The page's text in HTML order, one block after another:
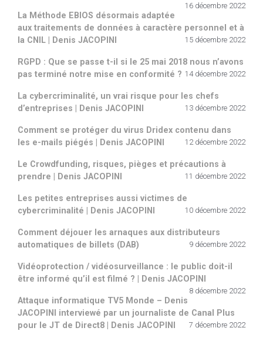
16 décembre 2022
La Méthode EBIOS désormais adaptée
aux traitements de données à caractère personnel et à
la CNIL | Denis JACOPINI
15 décembre 2022
RGPD : Que se passe t-il si le 25 mai 2018 nous n’avons
pas terminé notre mise en conformité ? 14 décembre 2022
La cybercriminalité, un vrai risque pour les chefs
d’entreprises | Denis JACOPINI
13 décembre 2022
Comment se protéger du virus Dridex contenu dans
les e-mails piégés | Denis JACOPINI
12 décembre 2022
Le Crowdfunding, risques, pièges et précautions à
prendre | Denis JACOPINI
11 décembre 2022
Les petites entreprises aussi victimes de
cybercriminalité | Denis JACOPINI
10 décembre 2022
Comment déjouer les arnaques aux distributeurs
automatiques de billets (DAB)
9 décembre 2022
Vidéoprotection / vidéosurveillance : le public doit-il
être informé qu’il est filmé ? | Denis JACOPINI
8 décembre 2022
Attaque informatique TV5 Monde – Denis
JACOPINI interviewé par un journaliste de Canal Plus
pour le JT de Direct8 | Denis JACOPINI
7 décembre 2022